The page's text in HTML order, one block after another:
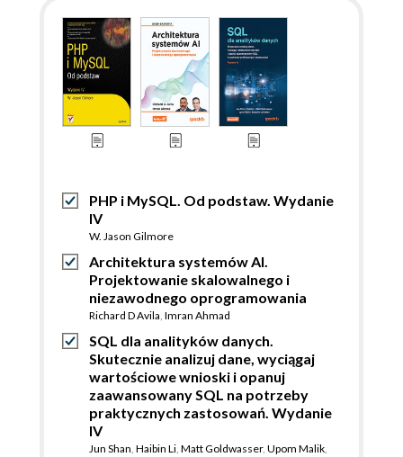
PHP i MySQL. Od podstaw. Wydanie
IV
W. Jason Gilmore
Architektura systemów AI.
Projektowanie skalowalnego i
niezawodnego oprogramowania
Richard D Avila, Imran Ahmad
SQL dla analityków danych.
Skutecznie analizuj dane, wyciągaj
wartościowe wnioski i opanuj
zaawansowany SQL na potrzeby
praktycznych zastosowań. Wydanie
IV
Jun Shan, Haibin Li, Matt Goldwasser, Upom Malik,